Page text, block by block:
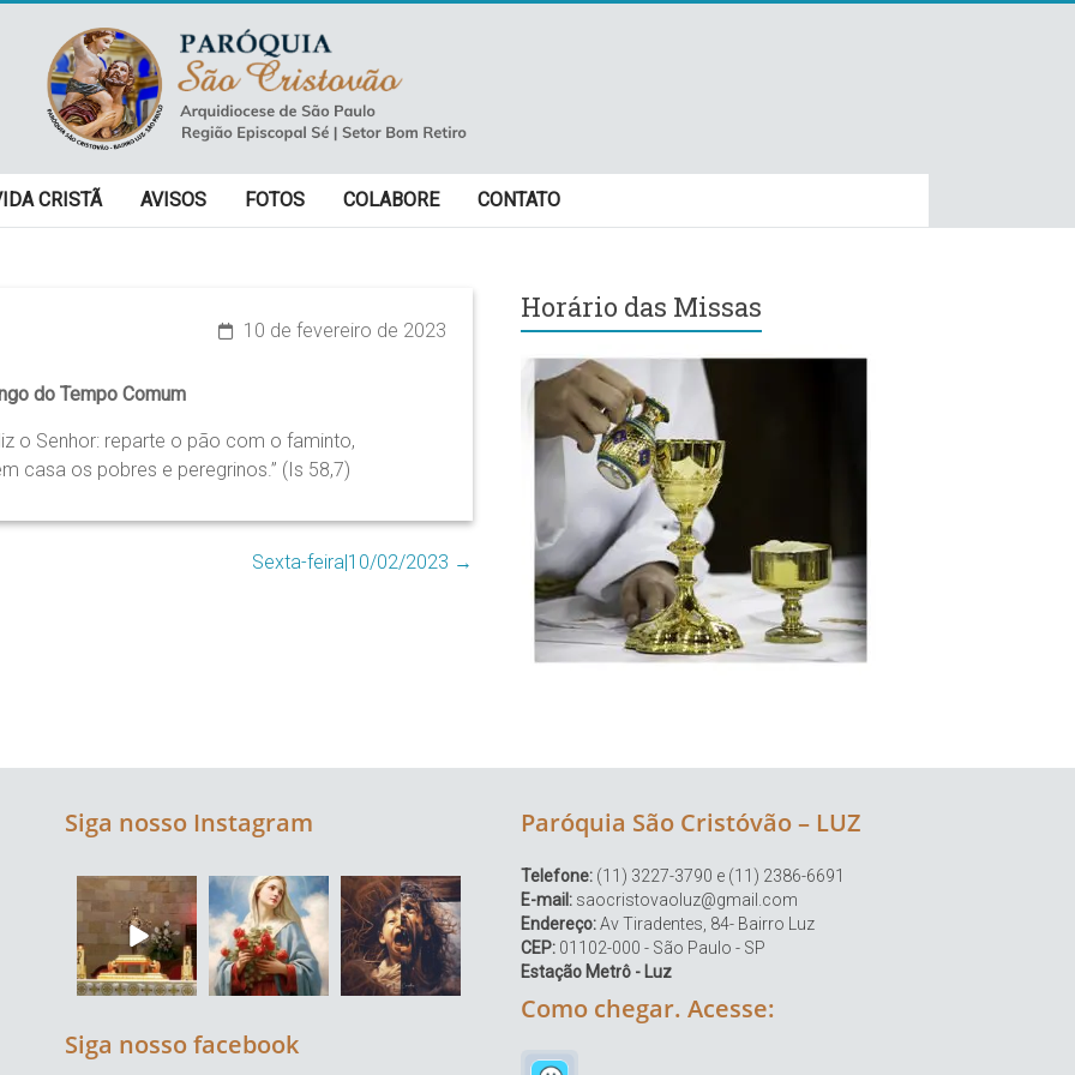
CRISTÃ AVISOS FOTOS COLABORE CONTATO
10 de fevereiro de 2023
do Tempo Comum
o Senhor: reparte o pão com o faminto,
casa os pobres e peregrinos.” (Is 58,7)
Sexta-feira|10/02/2023 →
Horário das Missas
Siga nosso Instagram
Siga nosso facebook
Paróquia São Cristóvão – LUZ
Telefone: (11) 3227-3790 e (11) 2386-6691
E-mail: saocristovaoluz@gmail.com
Endereço:Av Tiradentes, 84- Bairro Luz
CEP: 01102-000 - São Paulo - SP
Estação Metrô - Luz
Como chegar. Acesse: